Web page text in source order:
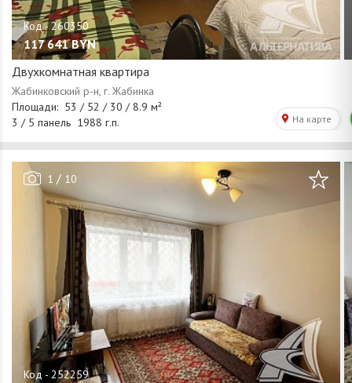
117 641 BYN
Двухкомнатная квартира
1 / 10